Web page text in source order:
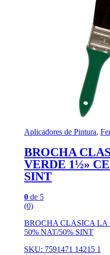
Aplicadores de Pintura,
BROCHA
VERDE 1½»
SINT
0 de 5
(0)
BROCHA CLASICA LA
50% NAT/50% SINT
SKU: 7591471 14215 1